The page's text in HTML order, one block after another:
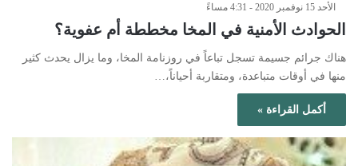
الأحد 15 نوفمبر 2020 - 4:31 مساءً
الحوادث الأمنية في المخا مخططة أم عفوية؟
هناك جرائم جسيمة تسجل تباعاً في روزنامة المخا، وما يزال يحدث كثير
منها في أوقات متباعدة، ومتقاربة أحياناً،…
أكمل القراءة »